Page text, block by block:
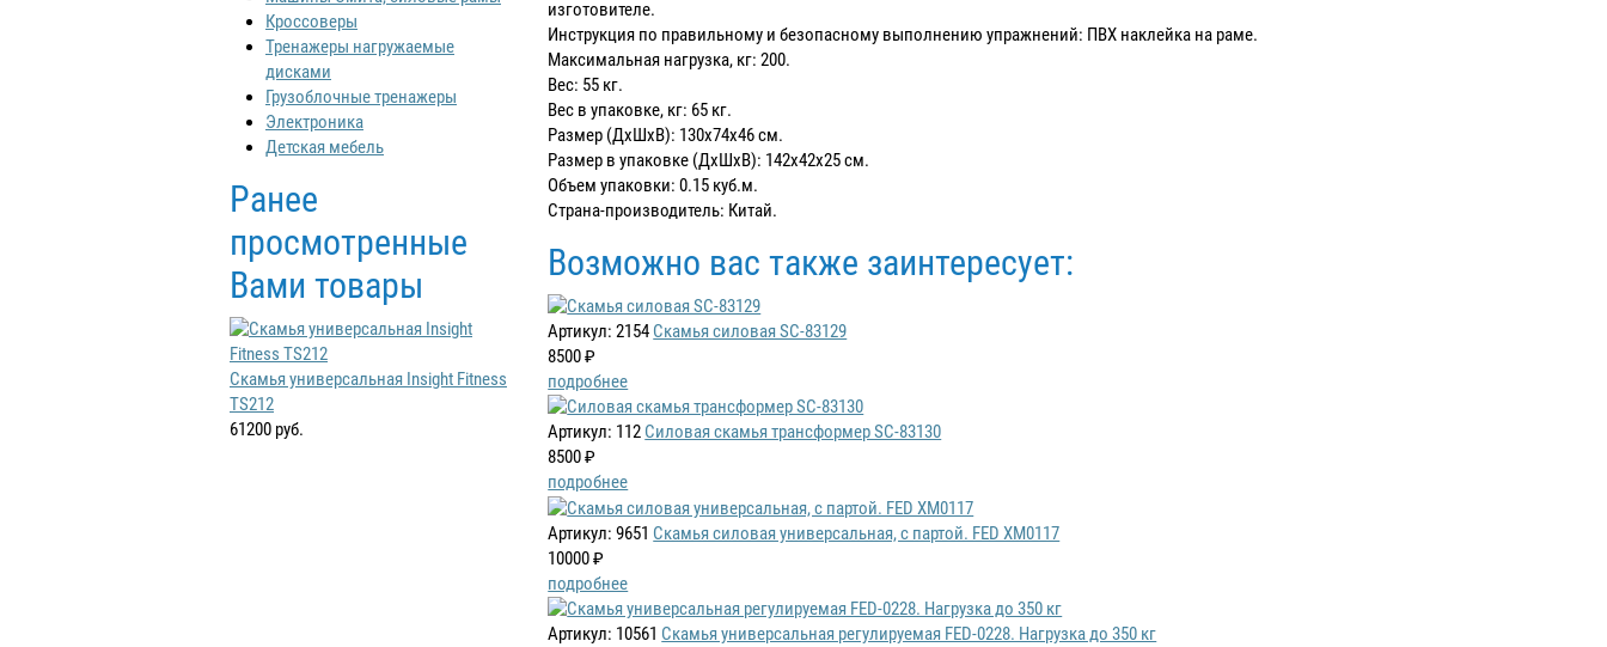
изготовителе.
Инструкция по правильному и безопасному выполнению упражнений: ПВХ наклейка на раме.
Максимальная нагрузка, кг: 200.
Вес: 55 кг.
Вес в упаковке, кг: 65 кг.
Размер (ДхШхВ): 130х74х46 см.
Размер в упаковке (ДхШхВ): 142х42х25 см.
Объем упаковки: 0.15 куб.м.
Страна-производитель: Китай.
Возможно вас также заинтересует:
Артикул: 2154 Скамья силовая SC-83129
8500 ₽
подробнее
Артикул: 112 Силовая скамья трансформер SC-83130
8500 ₽
подробнее
Артикул: 9651 Скамья силовая универсальная, с партой. FED XM0117
10000 ₽
подробнее
Артикул: 10561 Скамья универсальная регулируемая FED-0228. Нагрузка до 350 кг
Кроссоверы
Тренажеры нагружаемые
дисками
Грузоблочные тренажеры
Электроника
Детская мебель
Ранее
просмотренные
Вами товары
Скамья универсальная Insight Fitness
TS212
61200 руб.